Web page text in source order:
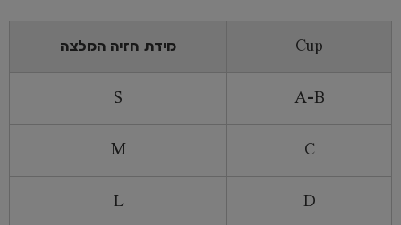
Cup מידת חזיה המלצה
A-B
S
C
M
D
L